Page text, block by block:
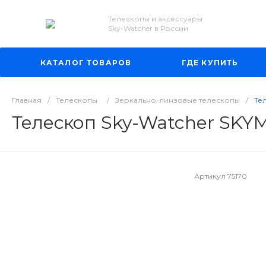
Телескопы и аксессуары
Sky-Watcher в России
КАТАЛОГ ТОВАРОВ ГДЕ КУПИТЬ
Главная / Телескопы / Зеркально-линзовые телескопы /
Телескоп Sky-Watcher
Артикул 75170